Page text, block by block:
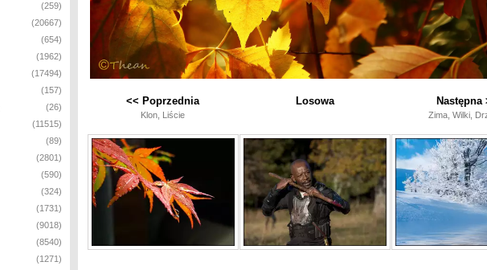
(259)
(20667)
(654)
(1962)
(17494)
(157)
(26)
(11515)
(89)
(2801)
(590)
(324)
(1731)
(9018)
(8540)
(1271)
<< Poprzednia
Klon, Liście
Losowa Następna
Zima, Wilki,